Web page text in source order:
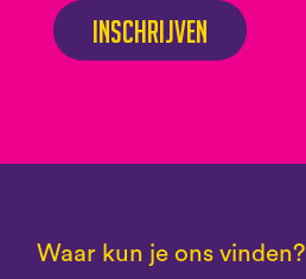
Inschrijven
Waar kun je ons vinden?